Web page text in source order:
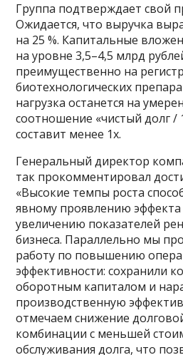
Группа подтверждает свой
Ожидается, что выручка
на 25 %. Капитальные
на уровне 3,5–4,5 млрд
преимущественно на
биотехнологических
нагрузка останется на
соотношение «чистый долг /
составит менее 1х.
Генеральный директор
так прокомментировал
«Высокие темпы роста
явному проявлению
увеличению показателей
бизнеса. Параллельно мы
работу по повышению
эффективности: сохранили
оборотным капиталом и
производственную
отмечаем снижение
комбинации с меньшей
обслуживания долга, что